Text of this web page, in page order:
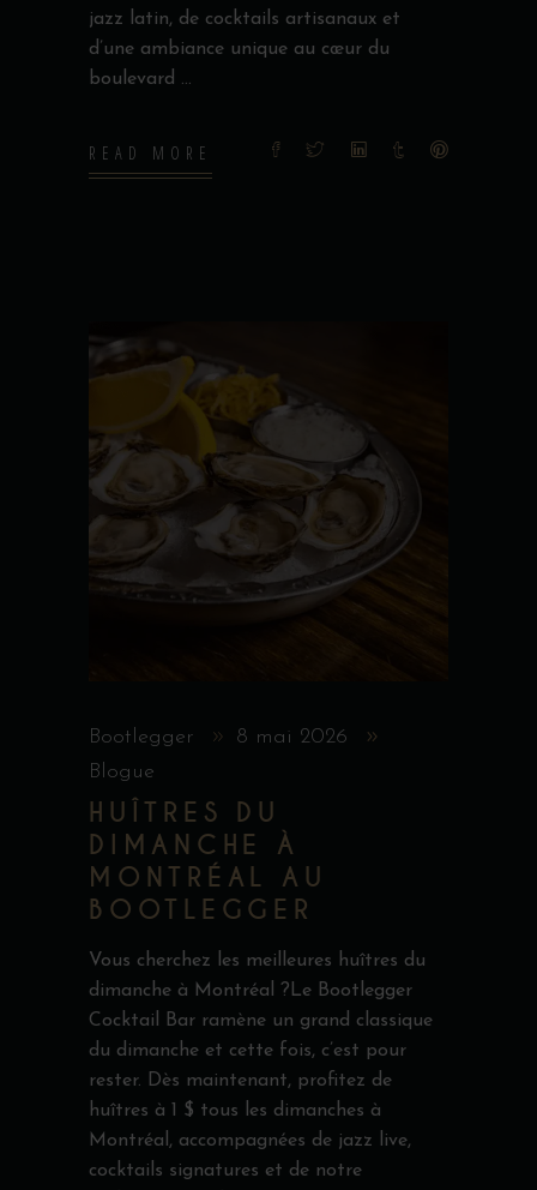
jazz latin, de cocktails artisanaux et
d’une ambiance unique au cœur du
boulevard
READ MORE
Bootlegger
8 mai 2026
Blogue
HUÎTRES DU
DIMANCHE À
MONTRÉAL AU
BOOTLEGGER
Vous cherchez les meilleures huîtres du
dimanche à Montréal ?Le Bootlegger
Cocktail Bar ramène un grand classique
du dimanche et cette fois, c’est pour
rester. Dès maintenant, profitez de
huîtres à 1 $ tous les dimanches à
Montréal, accompagnées de jazz live,
cocktails signatures et de notre